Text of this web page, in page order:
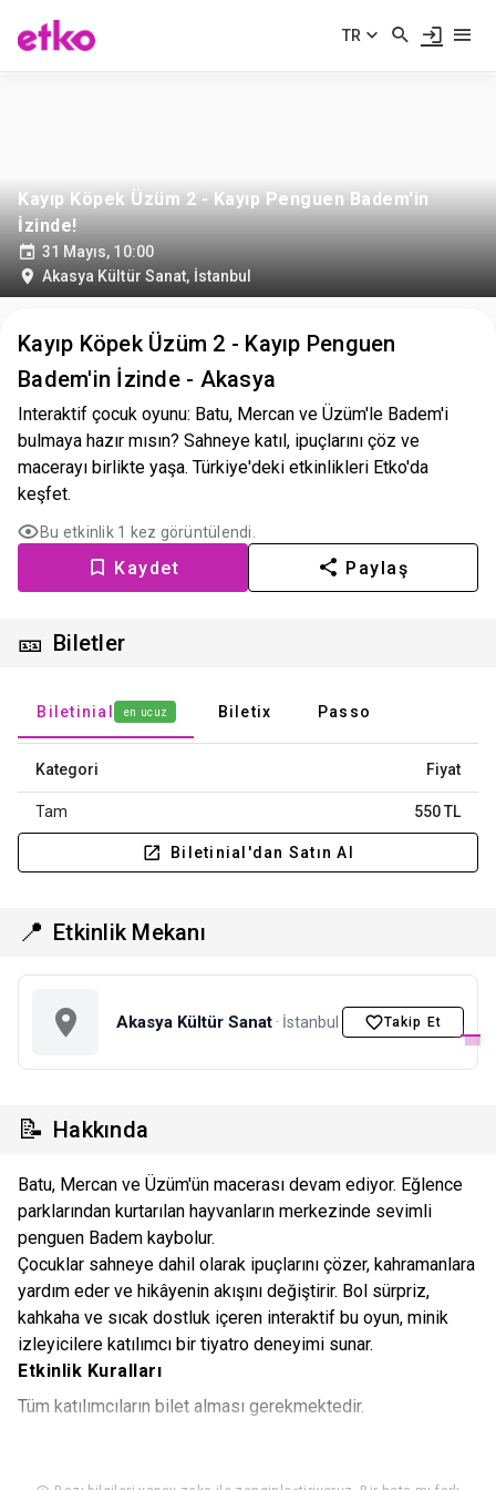
TR
Kayıp Köpek Üzüm 2 - Kayıp Penguen Badem'in
İzinde!
31 Mayıs, 10:00
Akasya Kültür Sanat, İstanbul
Kayıp Köpek Üzüm 2 - Kayıp Penguen
Badem'in İzinde - Akasya
Interaktif çocuk oyunu: Batu, Mercan ve Üzüm'le Badem'i
bulmaya hazır mısın? Sahneye katıl, ipuçlarını çöz ve
macerayı birlikte yaşa. Türkiye'deki etkinlikleri Etko'da
keşfet.
Bu etkinlik 1 kez görüntülendi.
Kaydet Paylaş
🎫 Biletler
Biletinial en ucuz Biletix Passo
Kategori Fiyat
Tam 550 TL
Biletinial'dan Satın Al
📍 Etkinlik Mekanı
Akasya Kültür Sanat · İstanbul Takip Et
📝 Hakkında
Batu, Mercan ve Üzüm'ün macerası devam ediyor. Eğlence
parklarından kurtarılan hayvanların merkezinde sevimli
penguen Badem kaybolur.
Çocuklar sahneye dahil olarak ipuçlarını çözer, kahramanlara
yardım eder ve hikâyenin akışını değiştirir. Bol sürpriz,
kahkaha ve sıcak dostluk içeren interaktif bu oyun, minik
izleyicilere katılımcı bir tiyatro deneyimi sunar.
Etkinlik Kuralları
Tüm katılımcıların bilet alması gerekmektedir.